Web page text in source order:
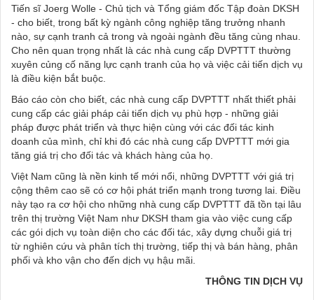
Tiến sĩ Joerg Wolle - Chủ tịch và Tổng giám đốc Tập đoàn DKSH
- cho biết, trong bất kỳ ngành công nghiệp tăng trưởng nhanh
nào, sự cạnh tranh cả trong và ngoài ngành đều tăng cùng nhau.
Cho nên quan trọng nhất là các nhà cung cấp DVPTTT thường
xuyên củng cố năng lực cạnh tranh của họ và việc cải tiến dịch vụ
là điều kiện bắt buộc.
Báo cáo còn cho biết, các nhà cung cấp DVPTTT nhất thiết phải
cung cấp các giải pháp cải tiến dịch vụ phù hợp - những giải
pháp được phát triển và thực hiện cùng với các đối tác kinh
doanh của mình, chỉ khi đó các nhà cung cấp DVPTTT mới gia
tăng giá trị cho đối tác và khách hàng của họ.
Việt Nam cũng là nền kinh tế mới nổi, những DVPTTT với giá trị
cộng thêm cao sẽ có cơ hội phát triển mạnh trong tương lai. Điều
này tạo ra cơ hội cho những nhà cung cấp DVPTTT đã tồn tại lâu
trên thị trường Việt Nam như DKSH tham gia vào việc cung cấp
các gói dịch vụ toàn diện cho các đối tác, xây dựng chuỗi giá trị
từ nghiên cứu và phân tích thị trường, tiếp thị và bán hàng, phân
phối và kho vận cho đến dịch vụ hậu mãi.
THÔNG TIN DỊCH VỤ